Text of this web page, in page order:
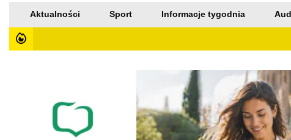
Aktualności Sport Informacje tygodnia